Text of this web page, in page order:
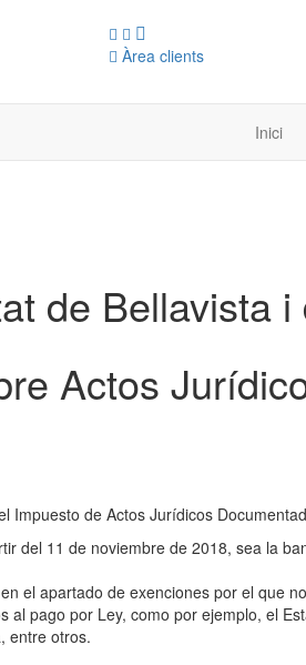
Àrea clients
Inici
de Bellavista
Actos
Impuesto de Actos Jurídicos
del 11 de noviembre de 2018, sea la
el apartado de exenciones por el que
pago por Ley, como por ejemplo, el
entre otros.